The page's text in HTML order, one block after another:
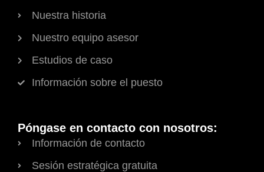
Nuestra historia
Nuestro equipo asesor
Estudios de caso
Información sobre el puesto
Póngase en contacto con nosotros:
Información de contacto
Sesión estratégica gratuita